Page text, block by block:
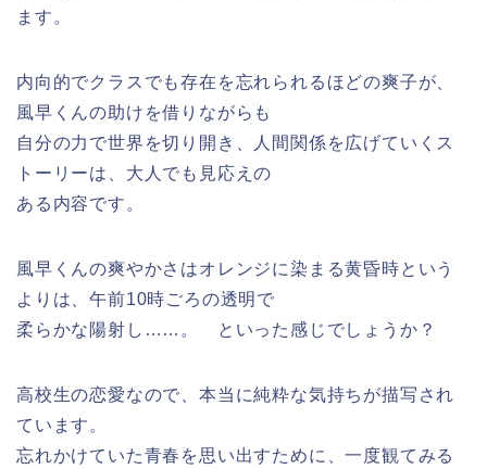
ます。
内向的でクラスでも存在を忘れられるほどの爽子が、
風早くんの助けを借りながらも
自分の力で世界を切り開き、人間関係を広げていくス
トーリーは、大人でも見応えの
ある内容です。
風早くんの爽やかさはオレンジに染まる黄昏時という
よりは、午前10時ごろの透明で
柔らかな陽射し……。 といった感じでしょうか？
高校生の恋愛なので、本当に純粋な気持ちが描写され
ています。
忘れかけていた青春を思い出すために、一度観てみる